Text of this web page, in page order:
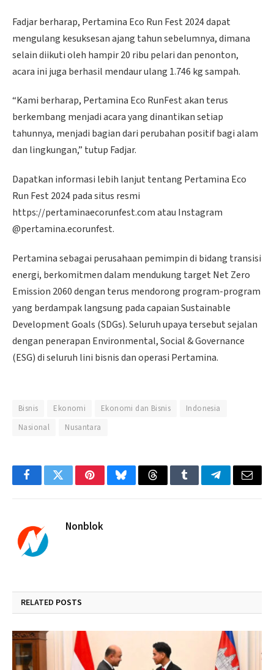
Fadjar berharap, Pertamina Eco Run Fest 2024 dapat
mengulang kesuksesan ajang tahun sebelumnya, dimana
selain diikuti oleh hampir 20 ribu pelari dan penonton,
acara ini juga berhasil mendaur ulang 1.746 kg sampah.
“Kami berharap, Pertamina Eco RunFest akan terus
berkembang menjadi acara yang dinantikan setiap
tahunnya, menjadi bagian dari perubahan positif bagi alam
dan lingkungan,” tutup Fadjar.
Dapatkan informasi lebih lanjut tentang Pertamina Eco
Run Fest 2024 pada situs resmi
https://pertaminaecorunfest.com atau Instagram
@pertamina.ecorunfest.
Pertamina sebagai perusahaan pemimpin di bidang transisi
energi, berkomitmen dalam mendukung target Net Zero
Emission 2060 dengan terus mendorong program-program
yang berdampak langsung pada capaian Sustainable
Development Goals (SDGs). Seluruh upaya tersebut sejalan
dengan penerapan Environmental, Social & Governance
(ESG) di seluruh lini bisnis dan operasi Pertamina.
Bisnis Ekonomi Ekonomi dan Bisnis
Indonesia
Nasional
Nusantara
FacebookTwitterPinterestBlueskyThreadsTumblrTelegramEmail
Nonblok
RELATED POSTS